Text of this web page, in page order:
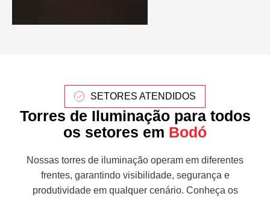
SETORES ATENDIDOS
Torres de Iluminação para todos
os setores em Bodó
Nossas torres de iluminação operam em diferentes
frentes, garantindo visibilidade, segurança e
produtividade em qualquer cenário. Conheça os